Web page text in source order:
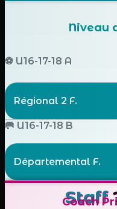
Niveau
⚽ U16-17-18 A
Régional 2 F.
🥅 U16-17-18 B
Départemental F.
Coach
Staff